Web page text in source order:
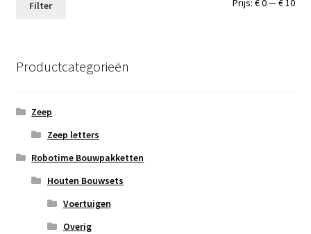
Filter Prijs:€ 0—€ 10
Productcategorieën
Zeep
Zeep letters
Robotime Bouwpakketten
Houten Bouwsets
Voertuigen
Overig